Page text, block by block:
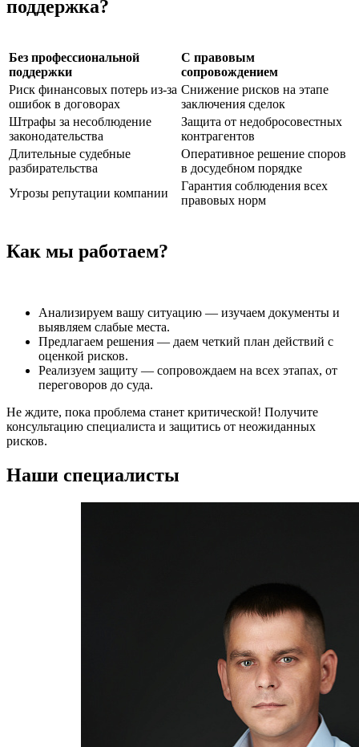
поддержка?
Без профессиональной
поддержки
С правовым
сопровождением
Риск финансовых потерь из-за
ошибок в договорах
Снижение рисков на этапе
заключения сделок
Штрафы за несоблюдение
законодательства
Защита от недобросовестных
контрагентов
Длительные судебные
разбирательства
Оперативное решение споров
в досудебном порядке
Угрозы репутации компании
Гарантия соблюдения всех
правовых норм
Как мы работаем?
Анализируем вашу ситуацию — изучаем документы и
выявляем слабые места.
Предлагаем решения — даем четкий план действий с
оценкой рисков.
Реализуем защиту — сопровождаем на всех этапах, от
переговоров до суда.
Не ждите, пока проблема станет критической! Получите
консультацию специалиста и защитись от неожиданных
рисков.
Стоимость услуг адвокатского бюро
Комплексное ведение дела в арбитражном суде
от 50000
Абонентское юридическое обслуживание
от 20000
по
Наши специалисты